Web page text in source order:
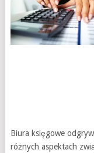
Biura księgowe
różnych aspektach